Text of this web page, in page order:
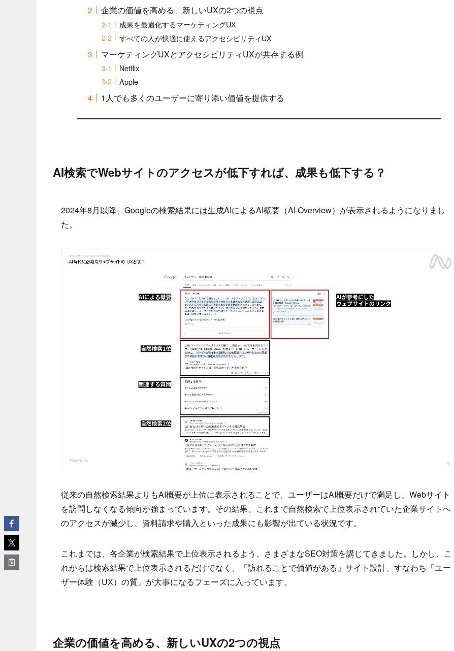
企業の価値を高める、新しいUXの2つの視点
成果を最適化するマーケティングUX
すべての人が快適に使えるアクセシビリティUX
マーケティングUXとアクセシビリティUXが共存する例
Netflix
Apple
1人でも多くのユーザーに寄り添い価値を提供する
AI検索でWebサイトのアクセスが低下すれば、成果も低下する？
2024年8月以降、Googleの検索結果には生成AIによるAI概要（AI Overview）が表示されるようになりまし
た。
従来の自然検索結果よりもAI概要が上位に表示されることで、ユーザーはAI概要だけで満足し、Webサイト
を訪問しなくなる傾向が強まっています。その結果、これまで自然検索で上位表示されていた企業サイトへ
のアクセスが減少し、資料請求や購入といった成果にも影響が出ている状況です。
これまでは、各企業が検索結果で上位表示されるよう、さまざまなSEO対策を講じてきました。しかし、こ
れからは検索結果で上位表示されるだけでなく、「訪れることで価値がある」サイト設計、すなわち「ユー
ザー体験（UX）の質」が大事になるフェーズに入っています。
企業の価値を高める、新しいUXの2つの視点